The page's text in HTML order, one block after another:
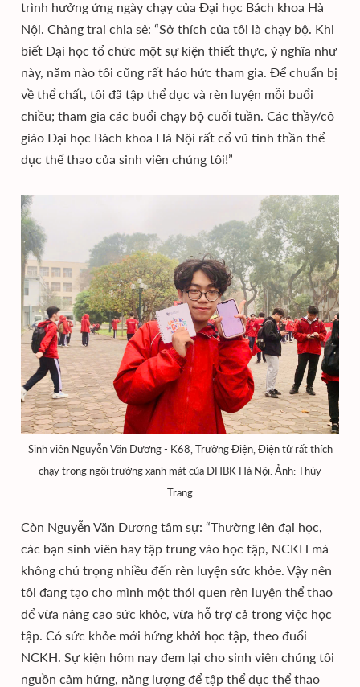
trình hưởng ứng ngày chạy của Đại học Bách khoa Hà
Nội. Chàng trai chia sẻ: “Sở thích của tôi là chạy bộ. Khi
biết Đại học tổ chức một sự kiện thiết thực, ý nghĩa như
này, năm nào tôi cũng rất háo hức tham gia. Để chuẩn bị
về thể chất, tôi đã tập thể dục và rèn luyện mỗi buổi
chiều; tham gia các buổi chạy bộ cuối tuần. Các thầy/cô
giáo Đại học Bách khoa Hà Nội rất cổ vũ tinh thần thể
dục thể thao của sinh viên chúng tôi!”
Sinh viên Nguyễn Văn Dương - K68, Trường Điện, Điện tử rất thích
chạy trong ngôi trường xanh mát của ĐHBK Hà Nội. Ảnh: Thùy
Trang
Còn Nguyễn Văn Dương tâm sự: “Thường lên đại học,
các bạn sinh viên hay tập trung vào học tập, NCKH mà
không chú trọng nhiều đến rèn luyện sức khỏe. Vậy nên
tôi đang tạo cho mình một thói quen rèn luyện thể thao
để vừa nâng cao sức khỏe, vừa hỗ trợ cả trong việc học
tập. Có sức khỏe mới hứng khởi học tập, theo đuổi
NCKH. Sự kiện hôm nay đem lại cho sinh viên chúng tôi
nguồn cảm hứng, năng lượng để tập thể dục thể thao